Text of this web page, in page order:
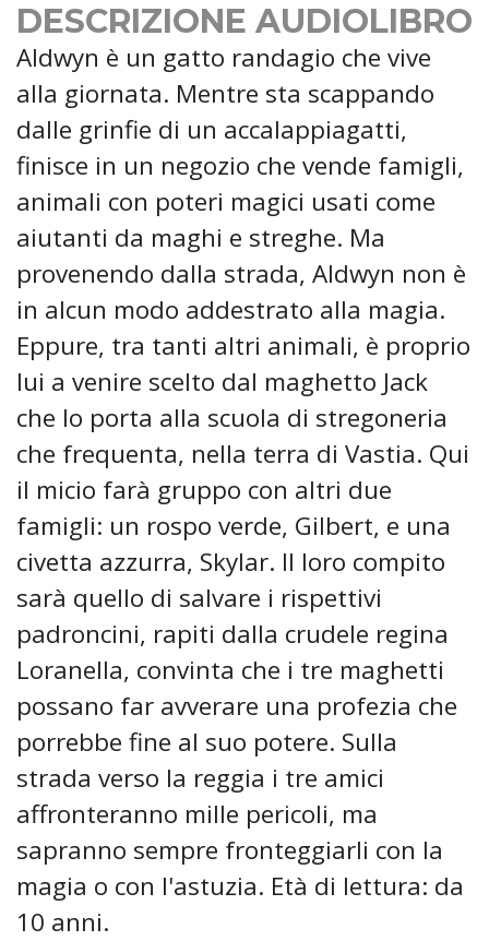
DESCRIZIONE AUDIOLIBRO
Aldwyn è un gatto randagio che vive
alla giornata. Mentre sta scappando
dalle grinfie di un accalappiagatti,
finisce in un negozio che vende famigli,
animali con poteri magici usati come
aiutanti da maghi e streghe. Ma
provenendo dalla strada, Aldwyn non è
in alcun modo addestrato alla magia.
Eppure, tra tanti altri animali, è proprio
lui a venire scelto dal maghetto Jack
che lo porta alla scuola di stregoneria
che frequenta, nella terra di Vastia. Qui
il micio farà gruppo con altri due
famigli: un rospo verde, Gilbert, e una
civetta azzurra, Skylar. Il loro compito
sarà quello di salvare i rispettivi
padroncini, rapiti dalla crudele regina
Loranella, convinta che i tre maghetti
possano far avverare una profezia che
porrebbe fine al suo potere. Sulla
strada verso la reggia i tre amici
affronteranno mille pericoli, ma
sapranno sempre fronteggiarli con la
magia o con l'astuzia. Età di lettura: da
10 anni.